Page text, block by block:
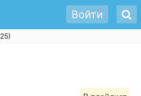
Войти